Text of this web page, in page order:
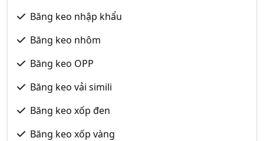
Băng keo nhập khẩu
Băng keo nhôm
Băng keo OPP
Băng keo vải simili
Băng keo xốp đen
Băng keo xốp vàng